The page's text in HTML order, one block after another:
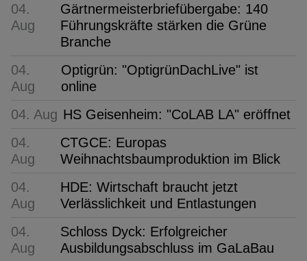
04.
Aug
Gärtnermeisterbriefübergabe: 140
Führungskräfte stärken die Grüne
Branche
04.
Aug
Optigrün: "OptigrünDachLive" ist
online
04. Aug HS Geisenheim: "CoLAB LA" eröffnet
04.
Aug
CTGCE: Europas
Weihnachtsbaumproduktion im Blick
04.
Aug
HDE: Wirtschaft braucht jetzt
Verlässlichkeit und Entlastungen
04.
Aug
Schloss Dyck: Erfolgreicher
Ausbildungsabschluss im GaLaBau